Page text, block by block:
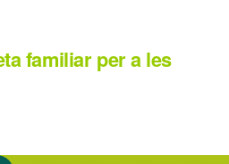
familiar per a les